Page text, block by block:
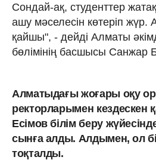
Сондай-ақ, студенттер
ашу мәселесін көтеріп жүр.
қайшы", - дейді Алматы
бөлімінің басшысы Санжар
Алматыдағы жоғары оқу
ректорларымен кездескен
Есімов білім беру
сынға алды. Алдымен, ол
тоқталды.